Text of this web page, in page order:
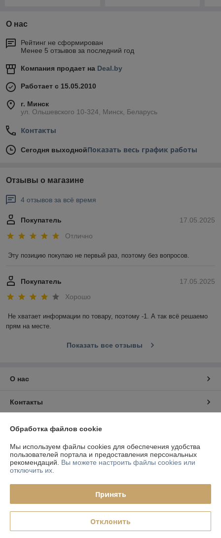
О нас
Рейтинг не сформирован
Менее 5 отзывов за последний год
Компания продает на Deal.by
Работает с 15.05.2010
г. Минск
ул. Ольшевского 10-324, Минск, Беларусь
Контакты
Сегодня выходнойПоказать весь график работы
Отзывы о магазине
4 отзывов за всё время
17.05.2025
Покупатель
Отлично
Эту позицию покупаю не первый раз, поэтому без вопросов.
17.05.2025
Покупатель
Хорошо
Не хватает информации по товару, поэтому -1. А так всё решаемо
прям на месте.
Показать все отзывы
О нас
Контакты
Доставка и оплата
График работы
Полная версия сайта
Политика обработки cookies
Сайт создан на платформе Deal.by
Обработка файлов cookie
Мы используем файлы cookies для обеспечения удобства
пользователей портала и предоставления персональных
рекомендаций. Вы можете настроить файлы cookies или
отключить их.
Принять
Отклонить